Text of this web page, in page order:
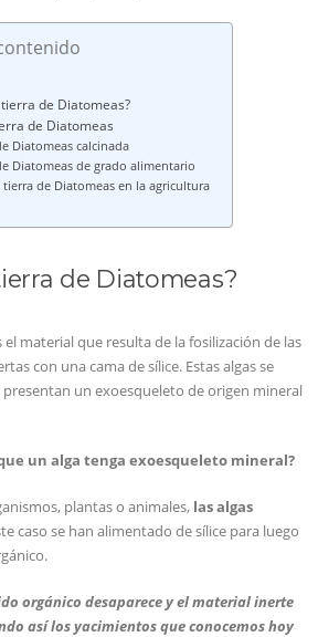
tierra de Diatomeas?
de Diatomeas
Diatomeas calcinada
Diatomeas de grado alimentario
tierra de Diatomeas en la agricultura
de Diatomeas?
material que resulta de la fosilización de las
con una cama de sílice. Estas algas se
un exoesqueleto de origen mineral
un alga tenga exoesqueleto mineral?
plantas o animales, las algas
caso se han alimentado de sílice para luego
orgánico desaparece y el material inerte
así los yacimientos que conocemos hoy